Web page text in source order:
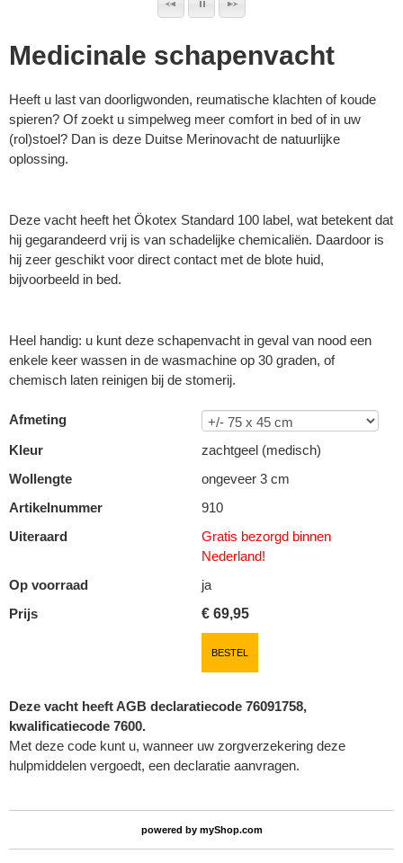
Medicinale schapenvacht
Heeft u last van doorligwonden, reumatische klachten of koude
spieren? Of zoekt u simpelweg meer comfort in bed of in uw
(rol)stoel? Dan is deze Duitse Merinovacht de natuurlijke
oplossing.
Deze vacht heeft het Ökotex Standard 100 label, wat betekent dat
hij gegarandeerd vrij is van schadelijke chemicaliën. Daardoor is
hij zeer geschikt voor direct contact met de blote huid,
bijvoorbeeld in bed.
Heel handig: u kunt deze schapenvacht in geval van nood een
enkele keer wassen in de wasmachine op 30 graden, of
chemisch laten reinigen bij de stomerij.
Afmeting
Kleur
zachtgeel (medisch)
Wollengte
ongeveer 3 cm
Artikelnummer
910
Uiteraard
Gratis bezorgd binnen
Nederland!
Op voorraad
ja
Prijs
€ 69,95
BESTEL
Deze vacht heeft AGB declaratiecode 76091758,
kwalificatiecode 7600.
Met deze code kunt u, wanneer uw zorgverzekering deze
hulpmiddelen vergoedt, een declaratie aanvragen.
powered by myShop.com